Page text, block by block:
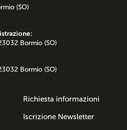
(SO)
Bormio (SO)
Bormio (SO)
Richiesta informazioni
Iscrizione Newsletter